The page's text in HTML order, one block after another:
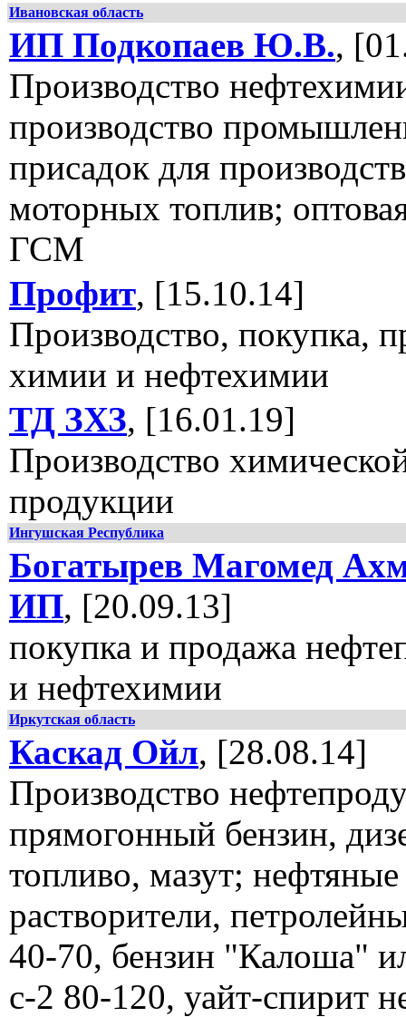
Ивановская область
ИП Подкопаев Ю.В.,
Производство
производство
присадок для
моторных топлив;
ГСМ
Профит, [15.10.14]
Производство, покупка,
химии и нефтехимии
ТД ЗХЗ, [16.01.19]
Производство
продукции
Ингушская Республика
Богатырев Магомед
ИП, [20.09.13]
покупка и продажа
и нефтехимии
Иркутская область
Каскад Ойл, [28.08.14]
Производство
прямогонный бензин,
топливо, мазут; нефтяные
растворители,
40-70, бензин "Калоша"
с-2 80-120, уайт-спирит